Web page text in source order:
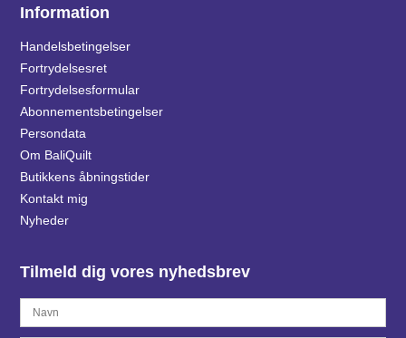
Information
Handelsbetingelser
Fortrydelsesret
Fortrydelsesformular
Abonnementsbetingelser
Persondata
Om BaliQuilt
Butikkens åbningstider
Kontakt mig
Nyheder
Tilmeld dig vores nyhedsbrev